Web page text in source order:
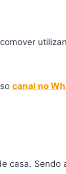
canal no
casa.